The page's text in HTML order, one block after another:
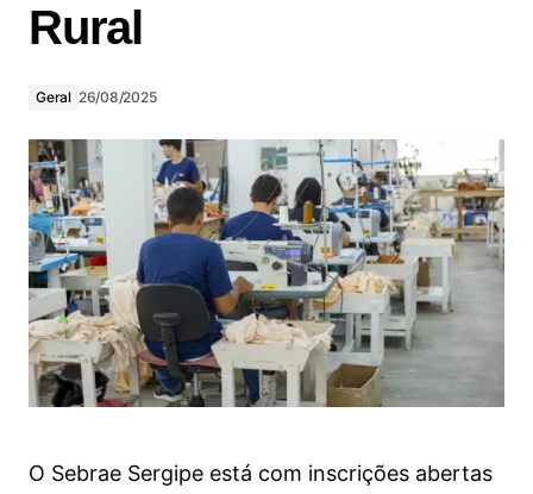
Rural
Geral 26/08/2025
O Sebrae Sergipe está com inscrições abertas